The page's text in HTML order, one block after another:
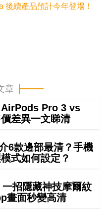
後續產品預計今年登場！
章
Pro 3 vs
差異一文睇清
6款邊部最清？手機
式如何設定？
招隱藏神技摩爾紋
畫面秒變高清